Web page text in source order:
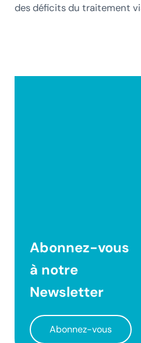
des déficits du traitement
Abonnez-vous
à notre
Newsletter
Abonnez-vous